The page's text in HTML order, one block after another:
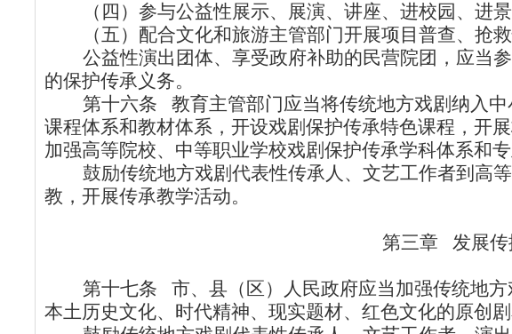
（四）参与公益性展示、展演、讲座、进校园、进
（五）配合文化和旅游主管部门开展项目普查、抢
公益性演出团体、享受政府补助的民营院团，应当
的保护传承义务。
第十六条
教育主管部门应当将传统地方戏剧纳入
课程体系和教材体系，开设戏剧保护传承特色课程，开
加强高等院校、中等职业学校戏剧保护传承学科体系和专
鼓励传统地方戏剧代表性传承人、文艺工作者到高
教，开展传承教学活动。
第三章 发展传
第十七条
市、县（区）人民政府应当加强传统地
本土历史文化、时代精神、现实题材、红色文化的原创剧